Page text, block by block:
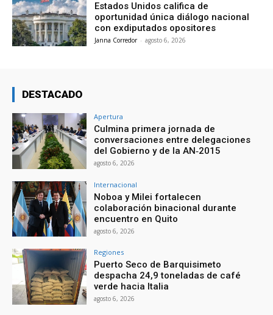
Estados Unidos califica de
oportunidad única diálogo nacional
con exdiputados opositores
Janna Corredor - agosto 6, 2026
DESTACADO
Apertura
Culmina primera jornada de
conversaciones entre delegaciones
del Gobierno y de la AN‑2015
agosto 6, 2026
Internacional
Noboa y Milei fortalecen
colaboración binacional durante
encuentro en Quito
agosto 6, 2026
Regiones
Puerto Seco de Barquisimeto
despacha 24,9 toneladas de café
verde hacia Italia
agosto 6, 2026